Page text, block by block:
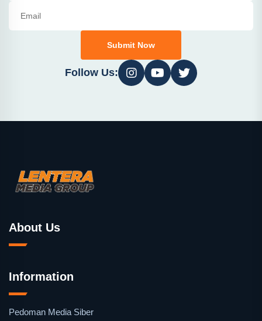
Submit Now
Follow Us:
About Us
Information
Pedoman Media Siber